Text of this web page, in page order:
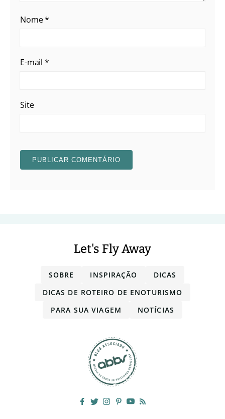
Nome*
E-mail *
Site
Let's Fly Away
SOBRE INSPIRAÇÃO
DICAS
DICAS DE ROTEIRO DE ENOTURISMO
PARA SUA VIAGEM
NOTÍCIAS